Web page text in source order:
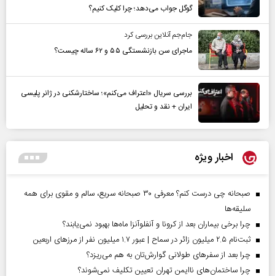
گوگل جواب می‌دهد؛ چرا کلیک کنیم؟
جام‌جم آنلاین بررسی کرد
ماجرای سن بازنشستگی ۵۵ و ۶۲ ساله چیست؟
بررسی سریال «اعتراف می‌کنم»؛ ساختارشکنی در ژانر پلیسی
ایران + نقد و تحلیل
اخبار ویژه
صبحانه چی درست کنم؟ معرفی ۳۰ صبحانه سریع، سالم و مقوی برای همه
سلیقه‌ها
چرا برخی بیماران بعد از کرونا و آنفلوآنزا ماه‌ها بهبود نمی‌یابند؟
ثبت‌نام ۲.۵ میلیون زائر در سماح | عبور ۱.۷ میلیون نفر از مرز‌های اربعین
چرا بعد از سفرهای طولانی گوارش‌تان به هم می‌ریزد؟
چرا ساختمان‌های ناایمن تهران تعیین تکلیف نمی‌شوند؟